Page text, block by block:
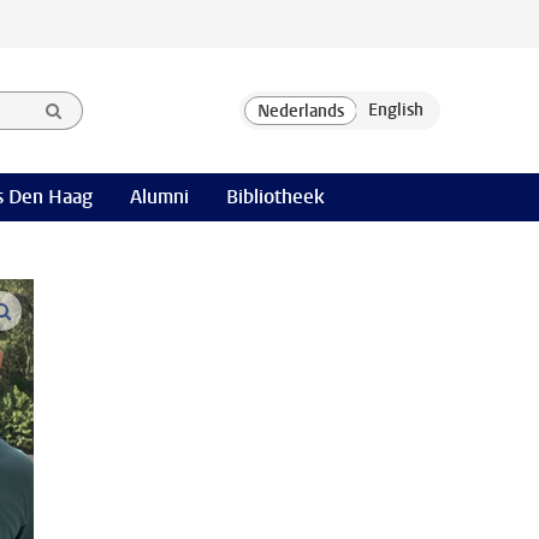
Den Haag Alumni Bibliotheek
open modal